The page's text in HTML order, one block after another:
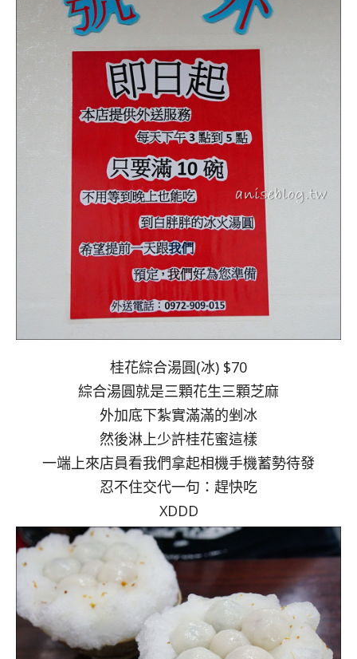
桂花綜合湯圓(冰) $70
綜合湯圓就是三顆花生三顆芝麻
外加底下紮實滿滿的剉冰
然後淋上少許桂花蜜這樣
一端上來店員看我們拿起相機手機蓄勢待發
忍不住交代一句：趕快吃
XDDD